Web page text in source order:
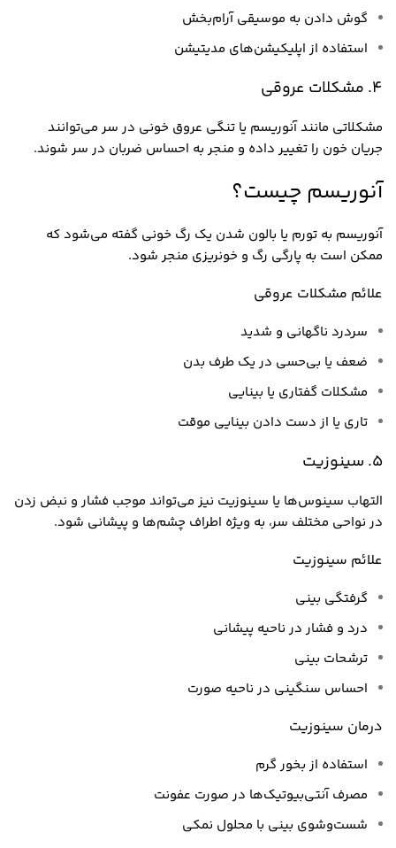
گوش دادن به موسیقی آرام‌بخش
استفاده از اپلیکیشن‌های مدیتیشن
4. مشکلات عروقی
مشکلاتی مانند آنوریسم یا تنگی عروق خونی در سر می‌توانند
جریان خون را تغییر داده و منجر به احساس ضربان در سر شوند.
آنوریسم چیست؟
آنوریسم به تورم یا بالون شدن یک رگ خونی گفته می‌شود که
ممکن است به پارگی رگ و خونریزی منجر شود.
علائم مشکلات عروقی
سردرد ناگهانی و شدید
ضعف یا بی‌حسی در یک طرف بدن
مشکلات گفتاری یا بینایی
تاری یا از دست دادن بینایی موقت
5. سینوزیت
التهاب سینوس‌ها یا سینوزیت نیز می‌تواند موجب فشار و نبض زدن
در نواحی مختلف سر، به ویژه اطراف چشم‌ها و پیشانی شود.
علائم سینوزیت
گرفتگی بینی
درد و فشار در ناحیه پیشانی
ترشحات بینی
احساس سنگینی در ناحیه صورت
درمان سینوزیت
استفاده از بخور گرم
مصرف آنتی‌بیوتیک‌ها در صورت عفونت
شست‌وشوی بینی با محلول نمکی